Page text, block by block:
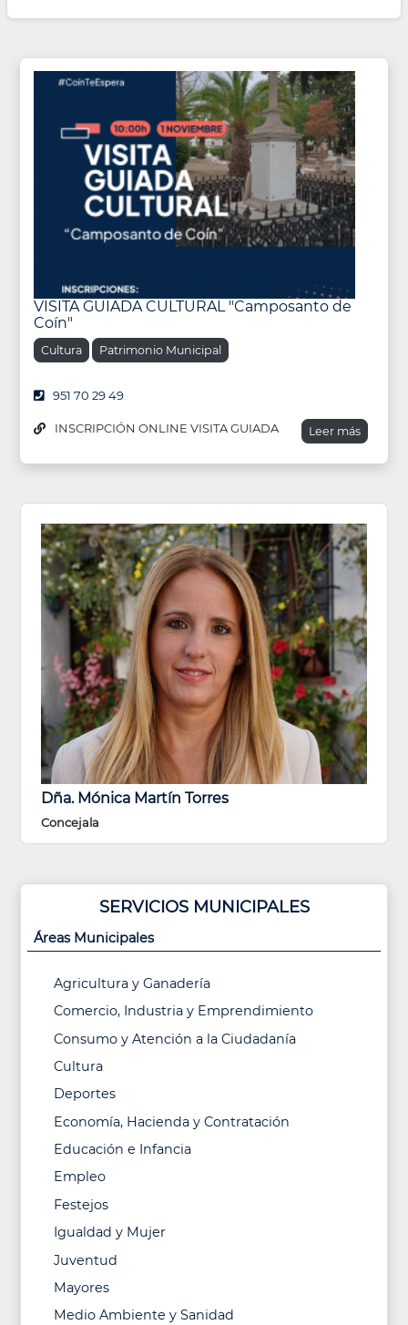
Dña. Mónica Martín Torres
Concejala
SERVICIOS MUNICIPALES
Áreas Municipales
Agricultura y Ganadería
Comercio, Industria y Emprendimiento
Consumo y Atención a la Ciudadanía
Cultura
Deportes
Economía, Hacienda y Contratación
Educación e Infancia
Empleo
Festejos
Igualdad y Mujer
Juventud
Mayores
Medio Ambiente y Sanidad
VISITA GUIADA CULTURAL "Camposanto de
Coín"
Cultura Patrimonio Municipal
951 70 29 49
INSCRIPCIÓN ONLINE VISITA GUIADA Leer más